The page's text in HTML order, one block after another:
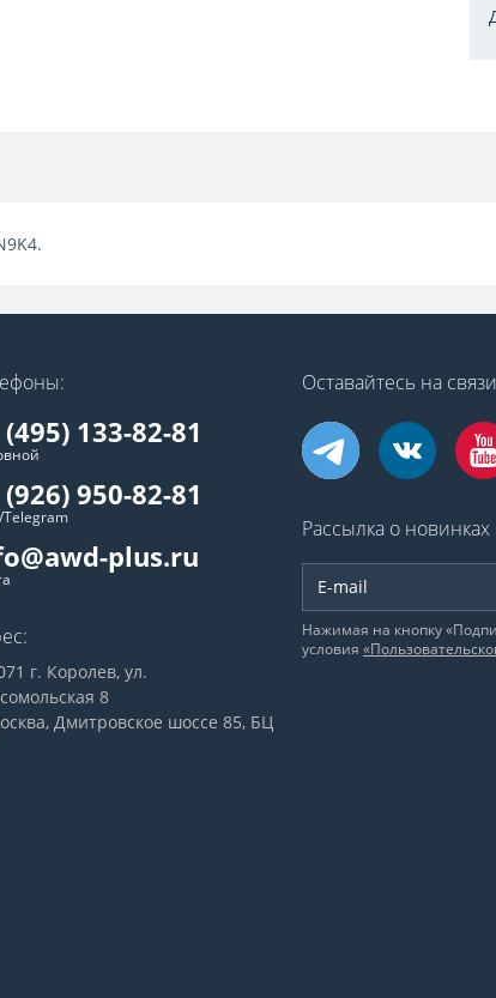
133-82-81
950-82-81
Telegram
plus.ru
г. Королев, ул.
8
Дмитровское шоссе 85, БЦ
Оставайтесь на связи
Рассылка о новинках
Нажимая на кнопку
условия